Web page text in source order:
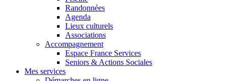
Randonnées
Agenda
Lieux culturels
Associations
Accompagnement
Espace France Services
Seniors & Actions Sociales
Mes services